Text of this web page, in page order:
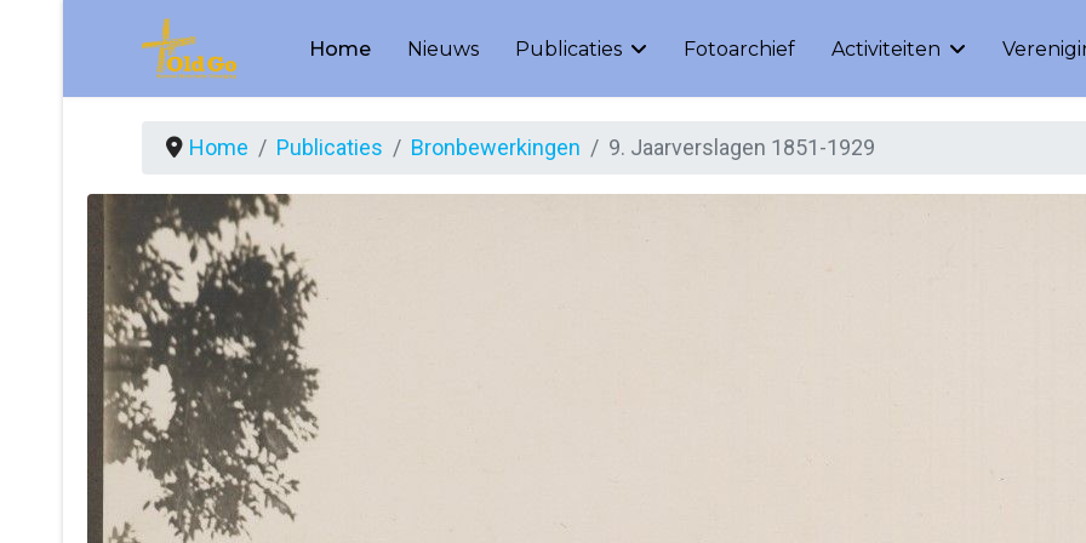
Home Nieuws Publicaties Fotoarchief Activiteiten
Home Publicaties Bronbewerkingen 9. Jaarverslagen 1851-1929